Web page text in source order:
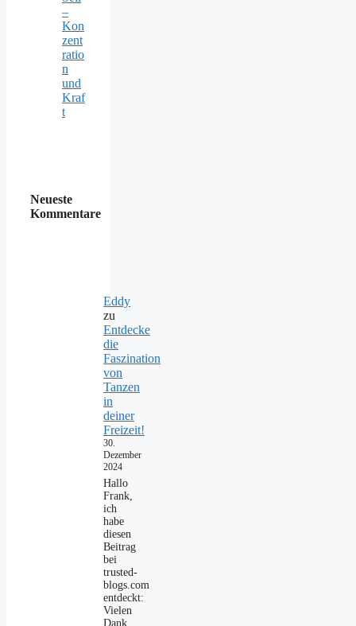
–
Kon
zent
ratio
n
und
Kraf
t
Neueste
Kommentare
Eddy
zu
Entdecke
die
Faszination
von
Tanzen
in
deiner
Freizeit!
30.
Dezember
2024
Hallo
Frank,
ich
habe
diesen
Beitrag
bei
trusted-
blogs.com
entdeckt:
Vielen
Dank